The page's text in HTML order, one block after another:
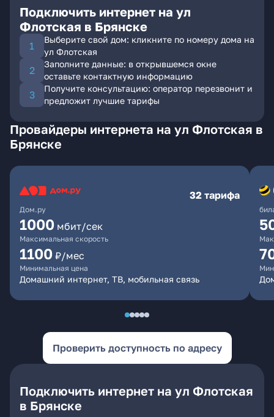
Подключить интернет на ул
Флотская в Брянске
Выберите свой дом: кликните по номеру дома на
ул Флотская
Заполните данные: в открывшемся окне
оставьте контактную информацию
Получите консультацию: оператор перезвонит и
предложит лучшие тарифы
Провайдеры интернета на ул Флотская в
Брянске
Дом.ру
32 тарифа
1000 мбит/сек
Максимальная скорость
1100 ₽/мес
Минимальная цена
Домашний интернет, ТВ, мобильная связь
Проверить доступность по адресу
Подключить интернет на ул Флотская
в Брянске